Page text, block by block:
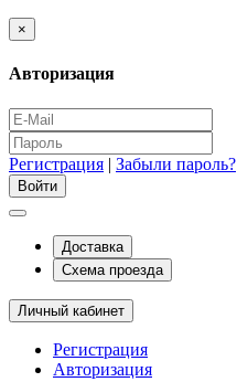
×
Авторизация
Регистрация | Забыли пароль?
Доставка
Схема проезда
Личный кабинет
Регистрация
Авторизация